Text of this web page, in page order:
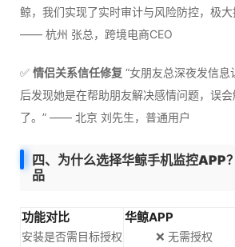
鲸，我们实现了实时审计与风险防控，极
—— 杭州 张总，跨境电商CEO
✅ 情侣关系信任修复 “女朋友总深夜发信
后发现她是在帮助朋友解决感情问题，误
了。” —— 北京 刘先生，普通用户
四、为什么选择华鲸手机监控APP
品
功能对比 华鲸APP
安装是否需目标授权 ❌ 无需授权